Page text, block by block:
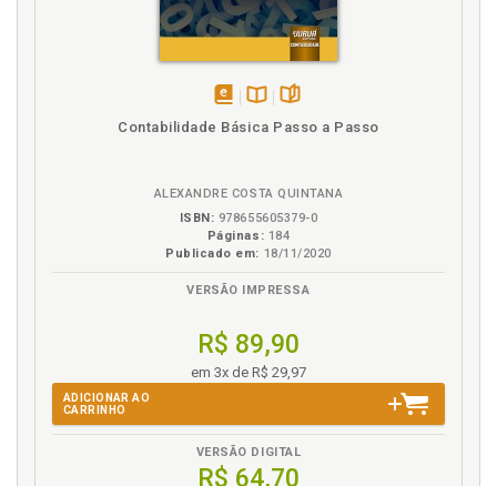
disponível
Contabilidade Básica Passo a Passo
ALEXANDRE COSTA QUINTANA
ISBN: 978655605379-0
Páginas: 184
Publicado em: 18/11/2020
VERSÃO IMPRESSA
R$ 89,90
em 3x de R$ 29,97
ADICIONAR AO
CARRINHO
VERSÃO DIGITAL
R$ 64,70